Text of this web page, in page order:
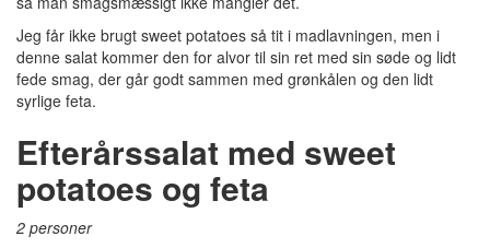
Jeg får ikke brugt sweet potatoes så tit i madlavningen, men i
denne salat kommer den for alvor til sin ret med sin søde og lidt
fede smag, der går godt sammen med grønkålen og den lidt
syrlige feta.
Efterårssalat med sweet
potatoes og feta
2 personer